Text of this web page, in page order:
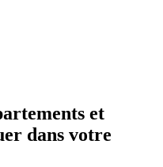
et
dans votre